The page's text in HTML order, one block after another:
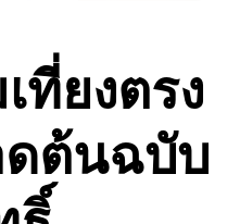
ที่ยงตรง
ดต้นฉบับ